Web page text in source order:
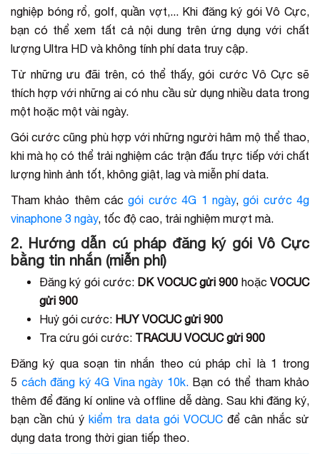
nghiệp bóng rổ, golf, quần vợt,... Khi đăng ký gói Vô Cực,
bạn có thể xem tất cả nội dung trên ứng dụng với chất
lượng Ultra HD và không tính phí data truy cập.
Từ những ưu đãi trên, có thể thấy, gói cước Vô Cực sẽ
thích hợp với những ai có nhu cầu sử dụng nhiều data trong
một hoặc một vài ngày.
Gói cước cũng phù hợp với những người hâm mộ thể thao,
khi mà họ có thể trải nghiệm các trận đấu trực tiếp với chất
lượng hình ảnh tốt, không giật, lag và miễn phí data.
Tham khảo thêm cácgói cước 4G 1 ngày,gói cước 4g
vinaphone 3 ngày, tốc độ cao, trải nghiệm mượt mà.
2. Hướng dẫn cú pháp đăng ký gói Vô Cực
bằng tin nhắn (miễn phí)
Đăng ký gói cước: DK VOCUC gửi 900 hoặcVOCUC
gửi 900
Huỷ gói cước: HUY VOCUC gửi 900
Tra cứu gói cước: TRACUU VOCUC gửi 900
Đăng ký qua soạn tin nhắn theo cú pháp chỉ là 1 trong
5 cách đăng ký 4G Vina ngày 10k. Bạn có thể tham khảo
thêm để đăng kí online và offline dễ dàng. Sau khi đăng ký,
bạn cần chú ýkiểm tra data gói VOCUC để cân nhắc sử
dụng data trong thời gian tiếp theo.